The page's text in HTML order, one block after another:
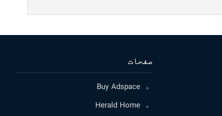
صفحات
Buy Adspace
Herald Home